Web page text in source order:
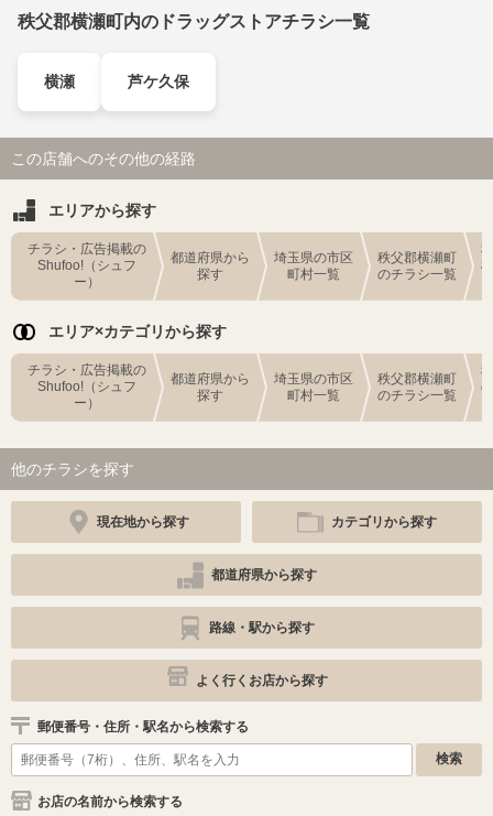
秩父郡横瀬町内のドラッグストアチラシ一覧
横瀬 芦ケ久保
この店舗へのその他の経路
エリアから探す
チラシ・広告掲載の
Shufoo!（シュフ
ー）
都道府県から
探す
埼玉県の市区
町村一覧
秩父郡横瀬町
のチラシ一覧
エリア×カテゴリから探す
チラシ・広告掲載の
Shufoo!（シュフ
ー）
都道府県から
探す
埼玉県の市区
町村一覧
秩父郡横瀬町
のチラシ一覧
他のチラシを探す
現在地から探す カテゴリから探す
都道府県から探す
路線・駅から探す
よく行くお店から探す
郵便番号・住所・駅名から検索する
お店の名前から検索する